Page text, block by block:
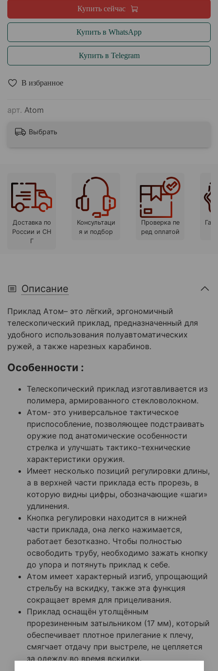
В избранное
арт. Atom
Купить сейчас
Купить в WhatsApp
Купить в Telegram
Выбрать
Доставка по
России и СН
Г
Консультаци
я и подбор
Проверка пе
ред оплатой
Описание
Приклад Атом– это лёгкий, эргономичный
телескопический приклад, предназначенный для
удобного использования полуавтоматических
ружей, а также нарезных карабинов.
Особенности :
Телескопический приклад изготавливается из
полимера, армированного стекловолокном.
Атом- это универсальное тактическое
приспособление, позволяющее подстраивать
оружие под анатомические особенности
стрелка и улучшать тактико-технические
характеристики оружия.
Имеет несколько позиций регулировки длины,
а в верхней части приклада есть прорезь, в
которую видны цифры, обозначающие «шаги»
удлинения.
Кнопка регулировки находится в нижней
части приклада, она легко нажимается,
работает безотказно. Чтобы полностью
освободить трубу, необходимо зажать кнопку
до упора и потянуть приклад к себе.
Атом имеет характерный изгиб, упрощающий
стрельбу на вскидку, также эта функция
сокращает время для прицеливания.
Приклад оснащён утолщённым
прорезиненным затыльником (17 мм), который
обеспечивает плотное прилегание к плечу,
смягчает отдачу при выстреле, не цепляется
за одежду во время вскидки.